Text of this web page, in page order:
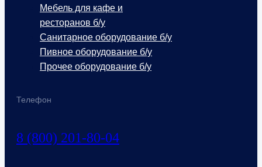
Телефон
8 (800) 201-80-04
Мебель для кафе и
ресторанов б/у
Санитарное оборудование б/у
Пивное оборудование б/у
Прочее оборудование б/у